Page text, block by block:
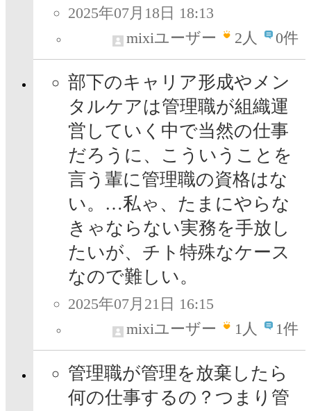
2025年07月18日 18:13
mixiユーザー
2人 0件
部下のキャリア形成やメン
タルケアは管理職が組織運
営していく中で当然の仕事
だろうに、こういうことを
言う輩に管理職の資格はな
い。…私ゃ、たまにやらな
きゃならない実務を手放し
たいが、チト特殊なケース
なので難しい。
2025年07月21日 16:15
mixiユーザー
1人 1件
管理職が管理を放棄したら
何の仕事するの？つまり管